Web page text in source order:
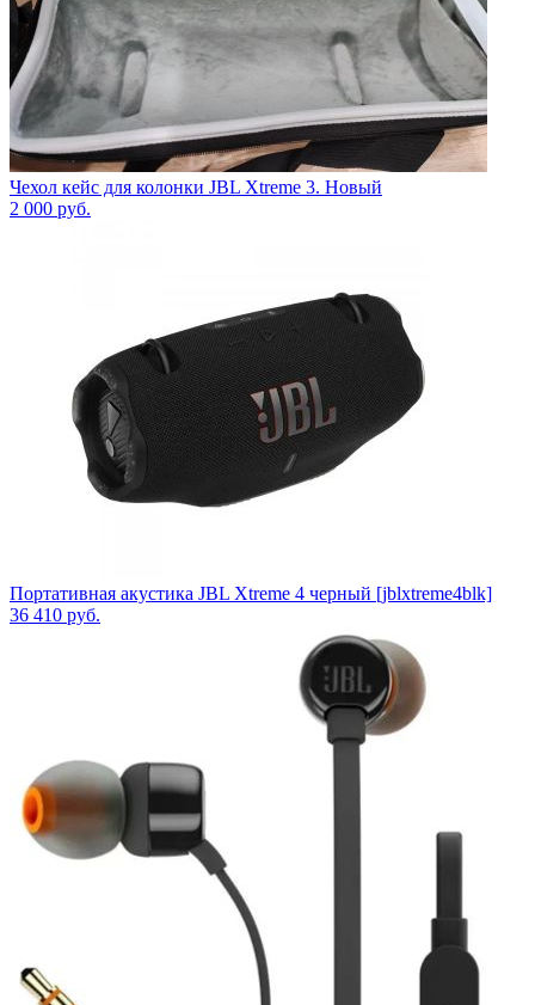
Чехол кейс для колонки JBL Xtreme 3. Новый
2 000 руб.
Портативная акустика JBL Xtreme 4 черный [jblxtreme4blk]
36 410 руб.